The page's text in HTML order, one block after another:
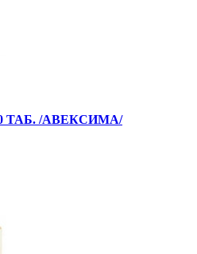
ТАБ. /АВЕКСИМА/